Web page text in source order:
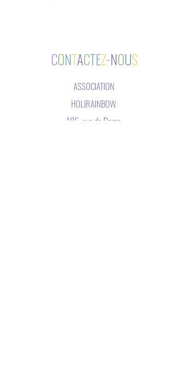
CONTACTEZ-NOUS
ASSOCIATION
HOLIRAINBOW
105, rue de Rome